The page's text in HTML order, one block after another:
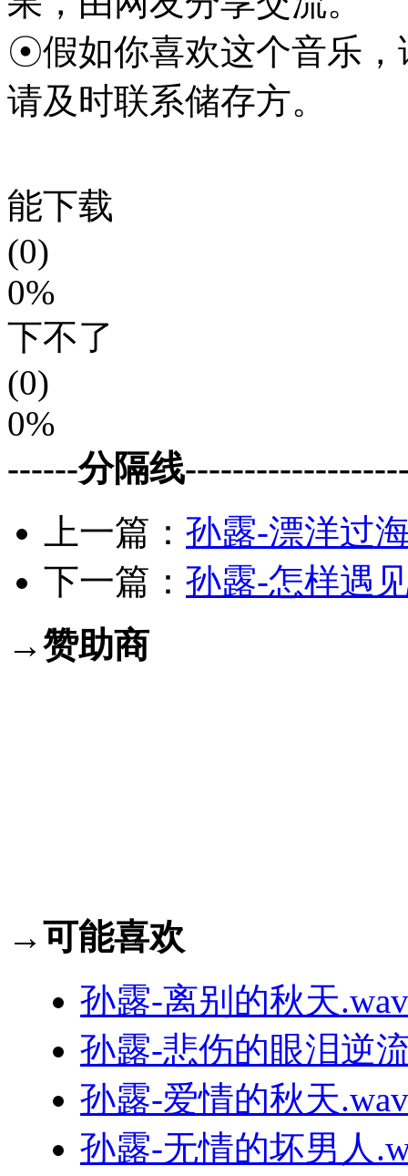
☉假如你喜欢这个音乐，
请及时联系储存方。
能下载
(0)
0%
下不了
(0)
0%
------分隔线
上一篇： 孙露-漂洋过
下一篇： 孙露-怎样遇
→赞助商
→可能喜欢
孙露-离别的秋天.wav
孙露-悲伤的眼泪逆
孙露-爱情的秋天.wav
孙露-无情的坏男人